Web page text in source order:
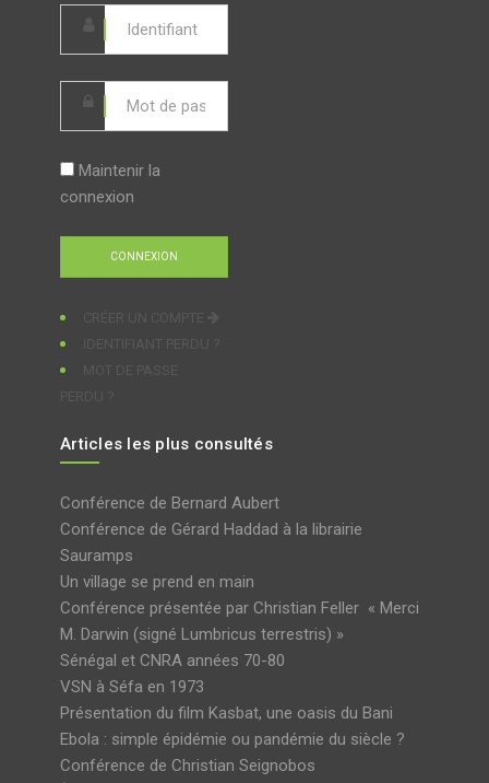
Maintenir la
connexion
Articles les plus consultés
Conférence de Bernard Aubert
Conférence de Gérard Haddad à la librairie
Sauramps
Un village se prend en main
Conférence présentée par Christian Feller « Merci
M. Darwin (signé Lumbricus terrestris) »
Sénégal et CNRA années 70-80
VSN à Séfa en 1973
Présentation du film Kasbat, une oasis du Bani
Ebola : simple épidémie ou pandémie du siècle ?
Conférence de Christian Seignobos